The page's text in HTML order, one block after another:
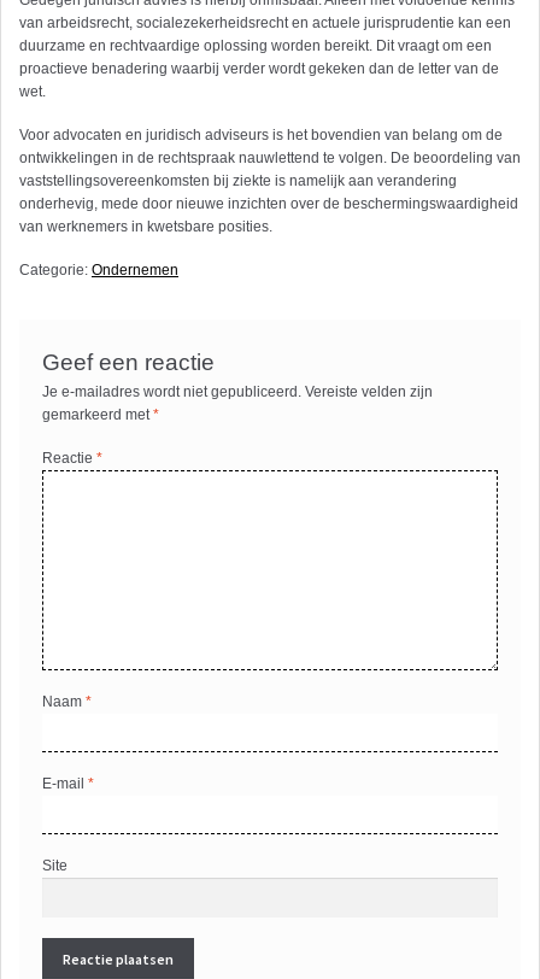
van arbeidsrecht, socialezekerheidsrecht en actuele jurisprudentie kan een
duurzame en rechtvaardige oplossing worden bereikt. Dit vraagt om een
proactieve benadering waarbij verder wordt gekeken dan de letter van de
wet.
Voor advocaten en juridisch adviseurs is het bovendien van belang om de
ontwikkelingen in de rechtspraak nauwlettend te volgen. De beoordeling van
vaststellingsovereenkomsten bij ziekte is namelijk aan verandering
onderhevig, mede door nieuwe inzichten over de beschermingswaardigheid
van werknemers in kwetsbare posities.
Categorie: Ondernemen
Geef een reactie
Je e-mailadres wordt niet gepubliceerd. Vereiste velden zijn
gemarkeerd met*
Reactie*
Naam*
E-mail*
Site